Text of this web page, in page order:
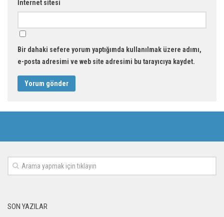
İnternet sitesi
Bir dahaki sefere yorum yaptığımda kullanılmak üzere adımı,
e-posta adresimi ve web site adresimi bu tarayıcıya kaydet.
SON YAZILAR